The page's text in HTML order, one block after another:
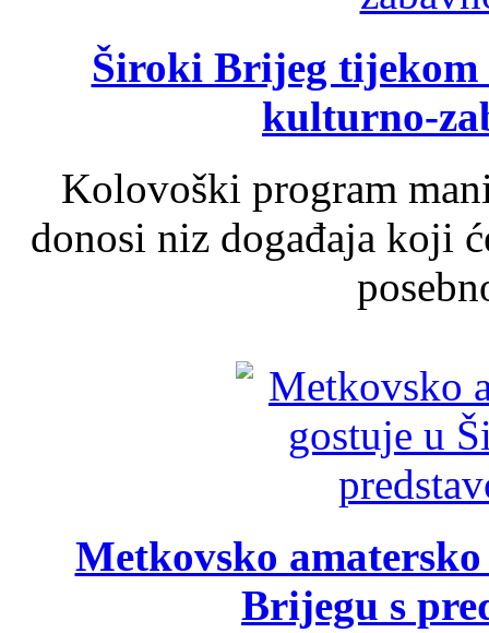
Široki Brijeg tijekom
kulturno-
Kolovoški program
donosi niz događaja koji
Metkovsko
Brijegu s